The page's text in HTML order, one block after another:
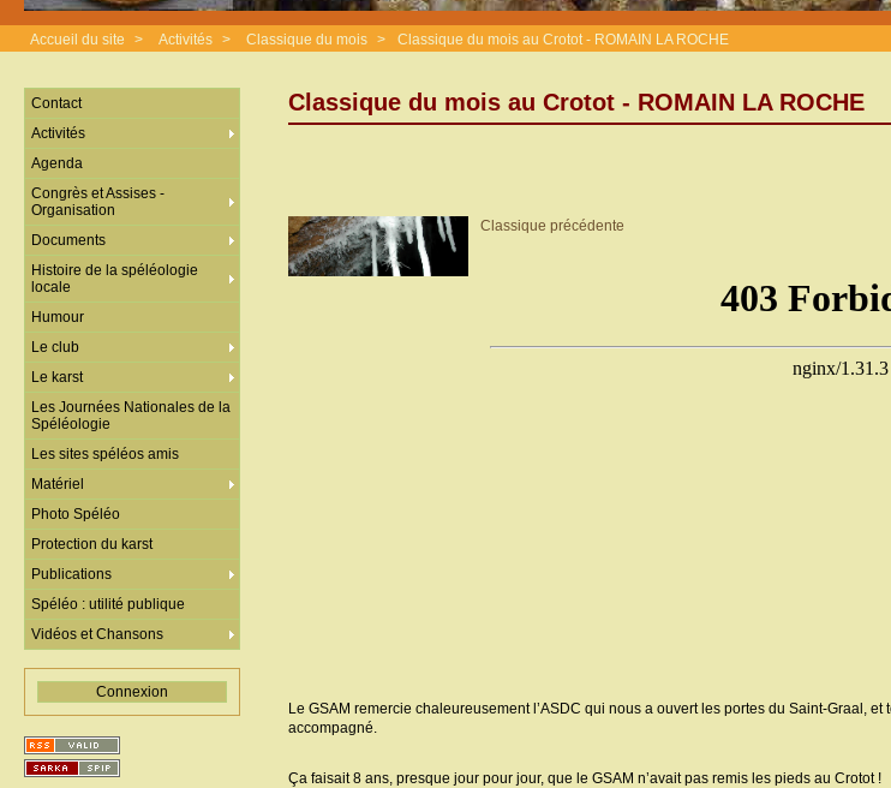
Accueil du site > Activités > Classique du mois > Classique du mois au Crotot - ROMAIN LA ROCHE
Classique du mois au Crotot - ROMAIN LA ROCHE
Classique précédente
Le GSAM remercie chaleureusement l’ASDC qui nous a ouvert les portes du Saint-Graal,
accompagné.
Ça faisait 8 ans, presque jour pour jour, que le GSAM n’avait pas remis les pieds au Crotot !
Contact
Activités
Agenda
Congrès et Assises -
Organisation
Documents
Histoire de la spéléologie
locale
Humour
Le club
Le karst
Les Journées Nationales de la
Spéléologie
Les sites spéléos amis
Matériel
Photo Spéléo
Protection du karst
Publications
Spéléo : utilité publique
Vidéos et Chansons
Connexion